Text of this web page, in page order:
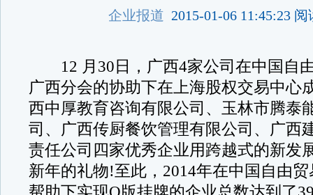
企业报道 2015-01-06 11:45:23
12 月30日，广西4家公司在中国自
广西分会的协助下在上海股权交易中心
西中厚教育咨询有限公司、玉林市腾泰
司、广西传厨餐饮管理有限公司、广西
责任公司四家优秀企业用跨越式的新发
新年的礼物!至此，2014年在中国自由